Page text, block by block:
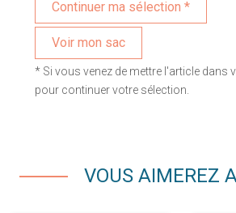
Voir mon sac
* Si vous venez de mettre l'article dans
pour continuer votre sélection.
VOUS AIMEREZ